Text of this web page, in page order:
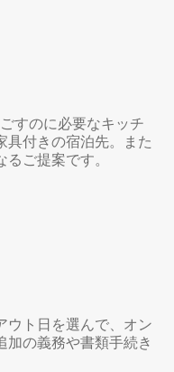
すのに必要なキッチ
具付きの宿泊先。また
ご提案です。
ウト日を選んで、オン
加の義務や書類手続き